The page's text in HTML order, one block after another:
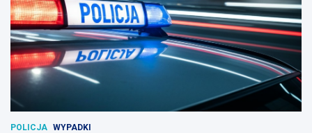
POLICJA WYPADKI